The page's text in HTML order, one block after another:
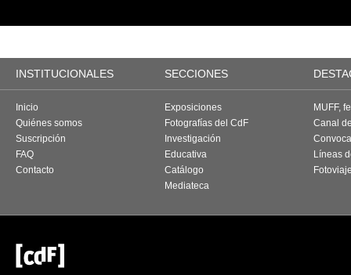
INSTITUCIONALES SECCIONES
Inicio
Quiénes somos
Suscripción
FAQ
Contacto
Exposiciones
Fotografías del CdF
Investigación
Educativa
Catálogo
Mediateca
MUFF,
Canal
Líneas